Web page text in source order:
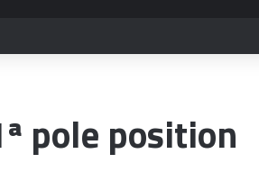
pole position